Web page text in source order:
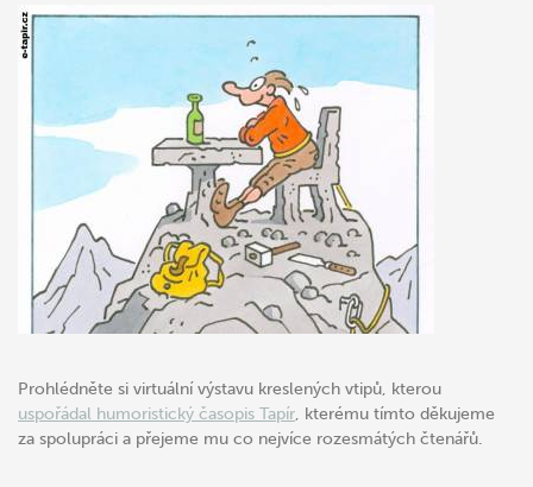
Prohlédněte si virtuální výstavu kreslených vtipů, kterou
uspořádal humoristický časopis Tapír, kterému tímto děkujeme
za spolupráci a přejeme mu co nejvíce rozesmátých čtenářů.